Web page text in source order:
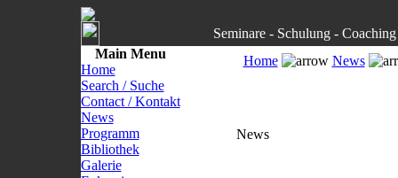
Seminare - Schulung -
Main Menu
Home
Search / Suche
Contact / Kontakt
News
Programm
Bibliothek
Galerie
Home News
News